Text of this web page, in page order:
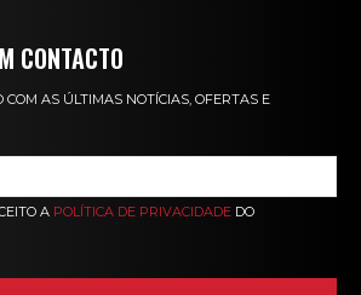
CONTACTO
AS ÚLTIMAS NOTÍCIAS, OFERTAS E
A POLÍTICA DE PRIVACIDADE DO